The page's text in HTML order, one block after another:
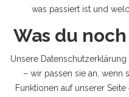
was passiert ist und
Was du
Unsere
– wir passen sie an, wenn
Funktionen auf unserer